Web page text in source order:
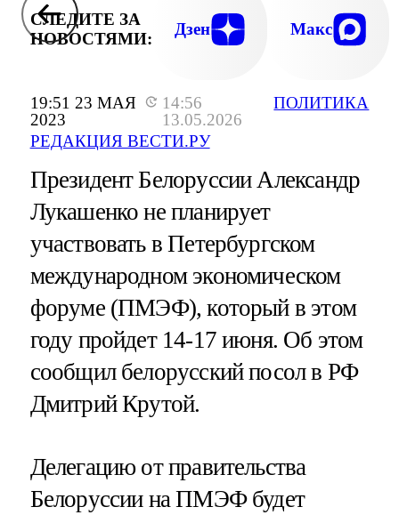
19:51 23 МАЯ
2023
14:56
13.05.2026
РЕДАКЦИЯ ВЕСТИ.РУ
ПОЛИТИКА
СЛЕДИТЕ ЗА
НОВОСТЯМИ:
Дзен Макс
Президент Белоруссии Александр
Лукашенко не планирует
участвовать в Петербургском
международном экономическом
форуме (ПМЭФ), который в этом
году пройдет 14-17 июня. Об этом
сообщил белорусский посол в РФ
Дмитрий Крутой.
Делегацию от правительства
Белоруссии на ПМЭФ будет